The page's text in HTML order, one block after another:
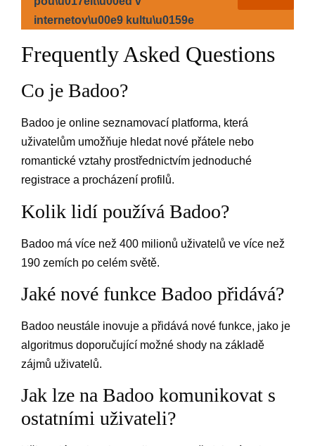
internetov\u00e9 kultu\u0159e
Frequently Asked Questions
Co je Badoo?
Badoo je online seznamovací platforma, která
uživatelům umožňuje hledat nové přátele nebo
romantické vztahy prostřednictvím jednoduché
registrace a procházení profilů.
Kolik lidí používá Badoo?
Badoo má více než 400 milionů uživatelů ve více než
190 zemích po celém světě.
Jaké nové funkce Badoo přidává?
Badoo neustále inovuje a přidává nové funkce, jako je
algoritmus doporučující možné shody na základě
zájmů uživatelů.
Jak lze na Badoo komunikovat s
ostatními uživateli?